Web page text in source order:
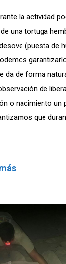
la actividad
una tortuga
(puesta de
da de forma
de
o nacimiento un
que